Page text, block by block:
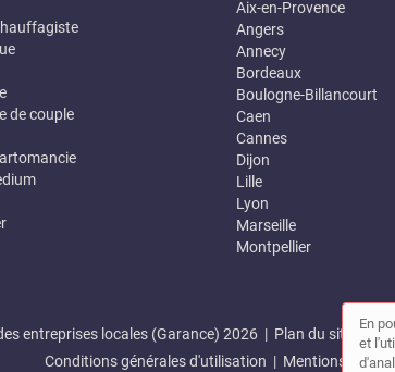
de couple
Aix-en-Provence
Angers
Annecy
Bordeaux
Boulogne-Billancourt
Caen
Cannes
Dijon
Lille
Lyon
Marseille
Montpellier
entreprises locales (Garance) 2026 | Plan du site |
Conditions générales d'utilisation | Mentions légales
En
et